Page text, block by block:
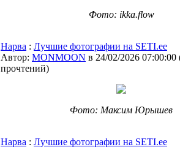
Фото: ikka.flow
Нарва : Лучшие фотографии на SETI.ee
Автор: MONMOON в 24/02/2026 07:00:00
прочтений)
Фото: Максим Юрышев
Нарва : Лучшие фотографии на SETI.ee